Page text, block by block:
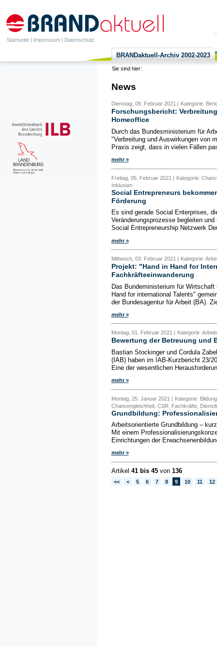
Startseite | Impressum | Datenschutz
BRANDaktuell-Archiv 2002-2023
Sie sind hier:
News
Dienstag, 09. Februar 2021 | Kategorie:
Forschungsbericht:
Homeoffice
Durch das Bundesministerium für
"Verbreitung und Auswirkungen von
Praxis zeigt, dass in vielen Fällen
mehr »
Freitag, 05. Februar 2021 | Kategorie:
Inklusion
Social Entrepreneurs
Förderung
Es sind gerade Social Enterprises,
Veränderungsprozesse begleiten
Social Entrepreneurship Netzwerk
mehr »
Mittwoch, 03. Februar 2021 | Kategorie:
Projekt: "Hand in Hand for
Fachkräfteeinwanderung
Das Bundeministerium für
Hand for international Talents"
der Bundesagentur für Arbeit (BA).
mehr »
Montag, 01. Februar 2021 | Kategorie:
Bewertung der Betreuung und
Bastian Stockinger und Cordula
(IAB) haben im IAB-Kurzbericht 23/
Eine der wesentlichen
mehr »
Montag, 25. Januar 2021 | Kategorie:
Chancengleichheit, CSR, Fachkräfte,
Grundbildung:
Arbeitsorientierte Grundbildung –
Mit einem
Einrichtungen der
mehr »
Artikel 41 bis 45von 136
<< < 5 6 7 8 9 10 11 12